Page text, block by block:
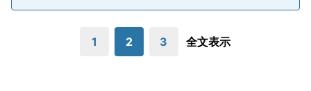
1 2 3 全文表示